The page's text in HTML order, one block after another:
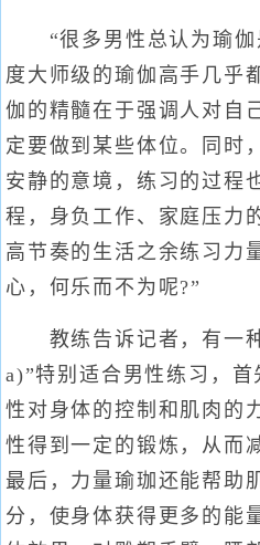
“很多男性总认为瑜伽
度大师级的瑜伽高手几乎
伽的精髓在于强调人对自
定要做到某些体位。同时
安静的意境，练习的过程
程，身负工作、家庭压力
高节奏的生活之余练习力
心，何乐而不为呢?”
教练告诉记者，有一种
a)”特别适合男性练习，
性对身体的控制和肌肉的
性得到一定的锻炼，从而
最后，力量瑜珈还能帮助
分，使身体获得更多的能